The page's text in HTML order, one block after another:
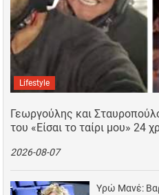
Lifestyle
Γεωργούλης και
του «Είσαι το ταίρι μου» 24
2026-08-07
Υρώ Μανέ: